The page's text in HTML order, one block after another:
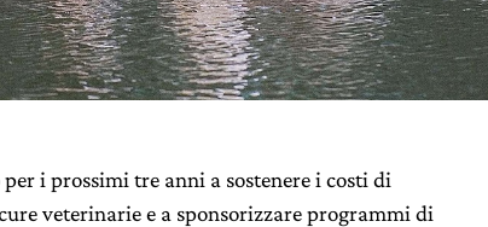
i prossimi tre anni a sostenere i costi di
veterinarie e a sponsorizzare programmi di